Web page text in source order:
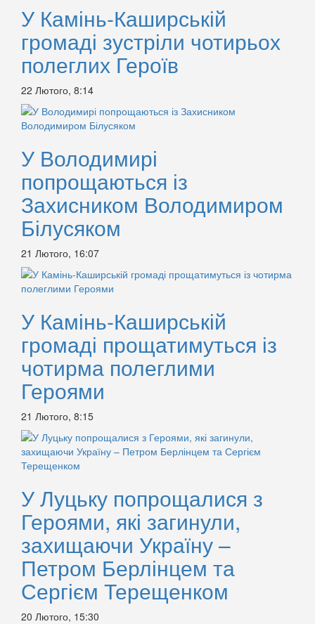
У Камінь-Каширській
громаді зустріли чотирьох
полеглих Героїв
22 Лютого, 8:14
У Володимирі
попрощаються із
Захисником Володимиром
Білусяком
21 Лютого, 16:07
У Камінь-Каширській
громаді прощатимуться із
чотирма полеглими
Героями
21 Лютого, 8:15
У Луцьку попрощалися з
Героями, які загинули,
захищаючи Україну –
Петром Берлінцем та
Сергієм Терещенком
20 Лютого, 15:30